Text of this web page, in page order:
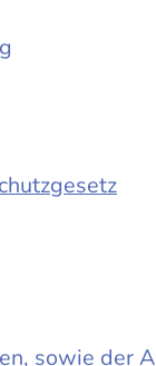
sowie der